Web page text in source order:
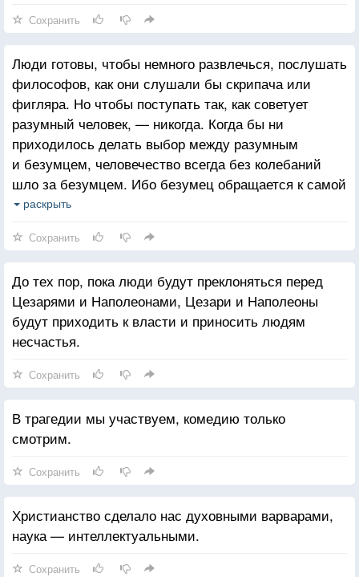
Сохранить
Люди готовы, чтобы немного развлечься, послушать
философов, как они слушали бы скрипача или
фигляра. Но чтобы поступать так, как советует
разумный человек, — никогда. Когда бы ни
приходилось делать выбор между разумным
и безумцем, человечество всегда без колебаний
шло за безумцем. Ибо безумец обращается к самой
сущности человека — к его страсти и инстинктам.
и второстепенному — рассудку.
раскрыть
Сохранить
До тех пор, пока люди будут преклоняться перед
Цезарями и Наполеонами, Цезари и Наполеоны
будут приходить к власти и приносить людям
несчастья.
Сохранить
В трагедии мы участвуем, комедию только
смотрим.
Сохранить
Христианство сделало нас духовными варварами,
наука — интеллектуальными.
Сохранить